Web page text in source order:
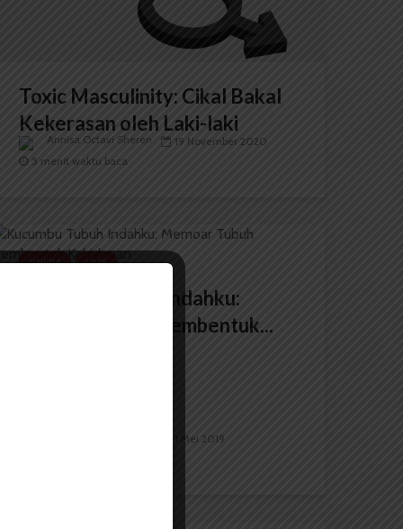
Toxic Masculinity: Cikal Bakal
Kekerasan oleh Laki-laki
Annisa Octavi Sheren
19 November 2020
5 menit waktu baca
SINEMA ULAS
Kucumbu Tubuh Indahku:
Memoar Tubuh Pembentuk...
1 Mei 2019